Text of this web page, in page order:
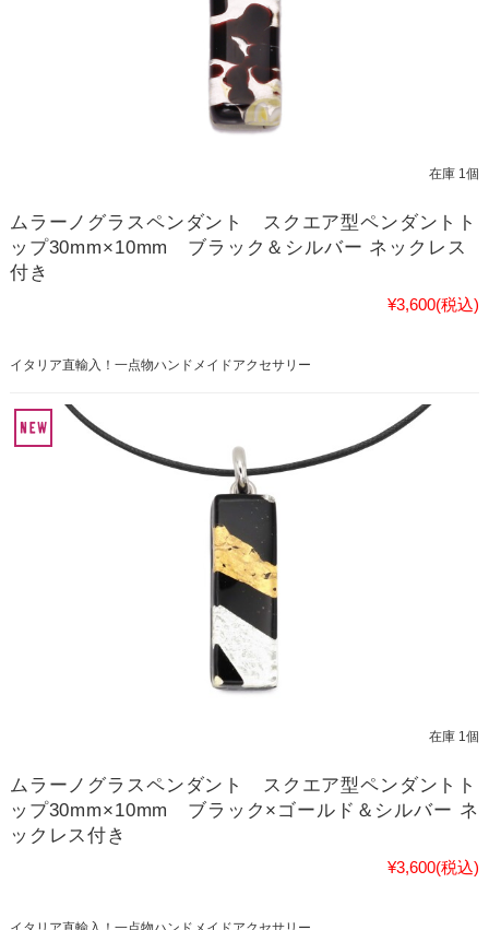
在庫 1個
ムラーノグラスペンダント スクエア型ペンダントト
ップ30mm×10mm ブラック＆シルバー ネックレス
付き
¥3,600(税込)
イタリア直輸入！一点物ハンドメイドアクセサリー
在庫 1個
ムラーノグラスペンダント スクエア型ペンダントト
ップ30mm×10mm ブラック×ゴールド＆シルバー ネ
ックレス付き
¥3,600(税込)